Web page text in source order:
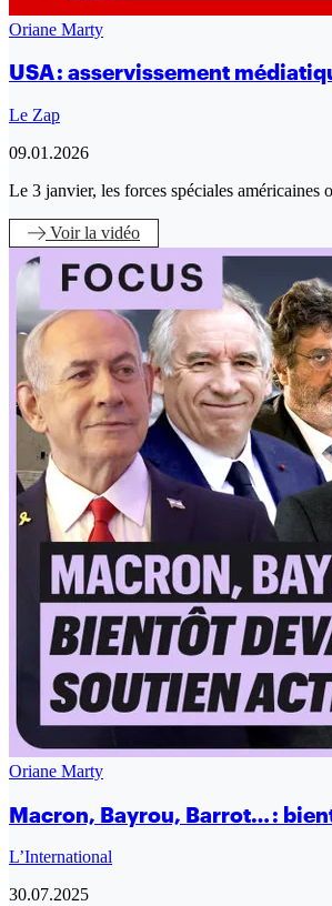
Oriane Marty
USA : asservissement
Le Zap
09.01.2026
Le 3 janvier, les forces spéciales
Voirla vidéo
Oriane Marty
Macron, Bayrou, Barrot… :
L’International
30.07.2025